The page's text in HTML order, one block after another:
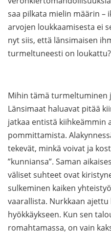
saa pilkata mielin määrin –
arvojen loukkaamisesta ei
nyt siis, että länsimaisen
turmeltuneesti on loukattu?
Mihin tämä turmeltuminen
Länsimaat haluavat pitää
jatkaa entistä kiihkeämmin
pommittamista.
tekevät, minkä voivat ja
”kunniansa”. Saman
väliset suhteet ovat
sulkeminen kaiken
vaarallista. Nurkkaan
hyökkäykseen. Kun sen
romahtamassa, on vain